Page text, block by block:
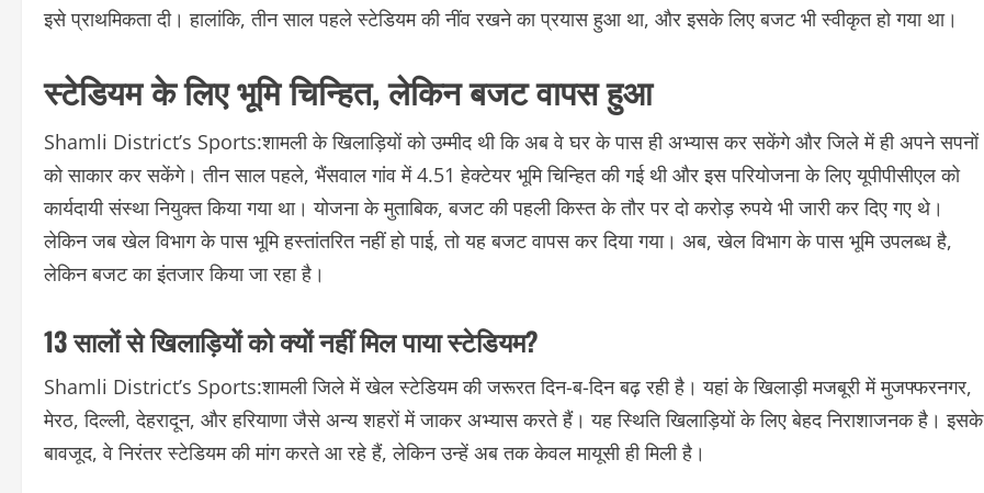
इसे प्राथमिकता दी। हालांकि, तीन साल पहले स्टेडियम की नींव रखने का प्रयास हुआ था, और इसके लिए बजट भी स्वीकृत हो गया था।
स्टेडियम के लिए भूमि चिन्हित, लेकिन बजट वापस हुआ
Shamli District’s Sports:शामली के खिलाड़ियों को उम्मीद थी कि अब वे घर के पास ही अभ्यास कर सकेंगे और जिले में ही अपने सपनों
को साकार कर सकेंगे। तीन साल पहले, भैंसवाल गांव में 4.51 हेक्टेयर भूमि चिन्हित की गई थी और इस परियोजना के लिए यूपीपीसीएल को
कार्यदायी संस्था नियुक्त किया गया था। योजना के मुताबिक, बजट की पहली किस्त के तौर पर दो करोड़ रुपये भी जारी कर दिए गए थे।
लेकिन जब खेल विभाग के पास भूमि हस्तांतरित नहीं हो पाई, तो यह बजट वापस कर दिया गया। अब, खेल विभाग के पास भूमि उपलब्ध है,
लेकिन बजट का इंतजार किया जा रहा है।
13 सालों से खिलाड़ियों को क्यों नहीं मिल पाया स्टेडियम?
Shamli District’s Sports:शामली जिले में खेल स्टेडियम की जरूरत दिन-ब-दिन बढ़ रही है। यहां के खिलाड़ी मजबूरी में मुजफ्फरनगर,
मेरठ, दिल्ली, देहरादून, और हरियाणा जैसे अन्य शहरों में जाकर अभ्यास करते हैं। यह स्थिति खिलाड़ियों के लिए बेहद निराशाजनक है। इसके
बावजूद, वे निरंतर स्टेडियम की मांग करते आ रहे हैं, लेकिन उन्हें अब तक केवल मायूसी ही मिली है।